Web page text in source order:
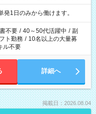
6：00 など
1日のみから働けます。
不要 / 40～50代活躍中 / 副
ト勤務 / 10名以上の大量募
ル不要
詳細へ
掲載日：2026.08.04